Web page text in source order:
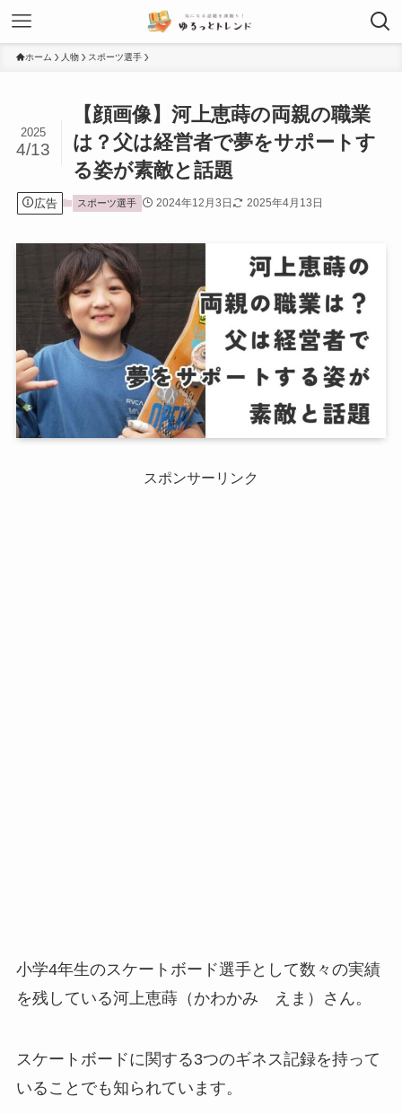
ホーム 人物 スポーツ選手
【顔画像】河上恵蒔の両親の職業
は？父は経営者で夢をサポートす
る姿が素敵と話題
2025
4/13
広告 スポーツ選手 2024年12月3日 2025年4月13日
スポンサーリンク
小学4年生のスケートボード選手として数々の実績
を残している河上恵蒔（かわかみ えま）さん。
スケートボードに関する3つのギネス記録を持って
いることでも知られています。